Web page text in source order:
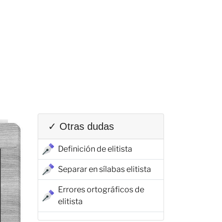
✓ Otras dudas
Definición de elitista
Separar en sílabas elitista
Errores ortográficos de
elitista